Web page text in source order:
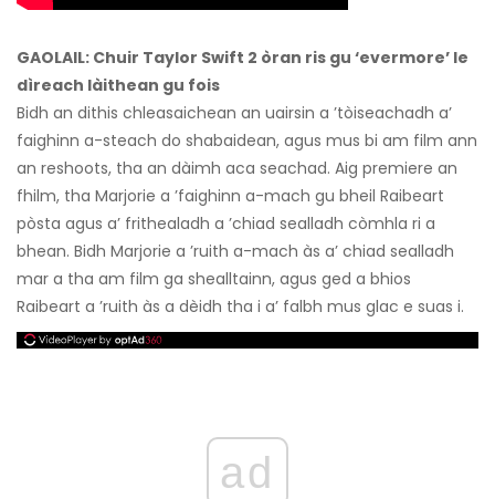
GAOLAIL: Chuir Taylor Swift 2 òran ris gu ‘evermore’ le
dìreach làithean gu fois
Bidh an dithis chleasaichean an uairsin a ’tòiseachadh a’
faighinn a-steach do shabaidean, agus mus bi am film ann
an reshoots, tha an dàimh aca seachad. Aig premiere an
fhilm, tha Marjorie a ’faighinn a-mach gu bheil Raibeart
pòsta agus a’ frithealadh a ’chiad sealladh còmhla ri a
bhean. Bidh Marjorie a ’ruith a-mach às a’ chiad sealladh
mar a tha am film ga shealltainn, agus ged a bhios
Raibeart a ’ruith às a dèidh tha i a’ falbh mus glac e suas i.
ad